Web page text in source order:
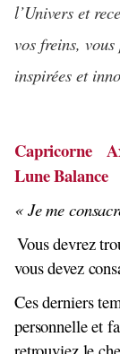
l’Univers et
vos freins,
inspirées et
Capricorne
Lune Balance
« Je me
Vous devrez
vous devez
Ces derniers
personnelle et